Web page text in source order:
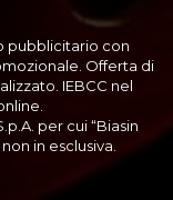
pubblicitario con
Offerta di
IEBCC nel
per cui “Biasin
in esclusiva.